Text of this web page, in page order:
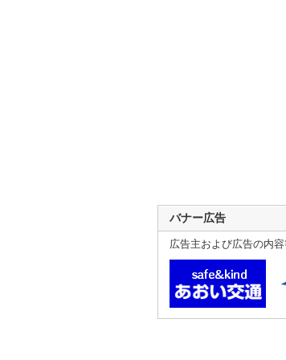
バナー広告
広告主および広告の内